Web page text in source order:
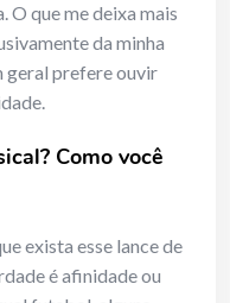
O que me deixa mais
da minha
geral prefere ouvir
Como você
exista esse lance de
é afinidade ou